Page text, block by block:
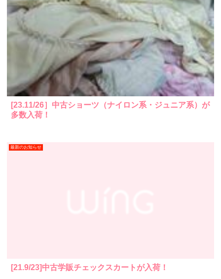
[23.11/26］中古ショーツ（ナイロン系・ジュニア系）が
多数入荷！
最新のお知らせ
[21.9/23]中古学販チェックスカートが入荷！